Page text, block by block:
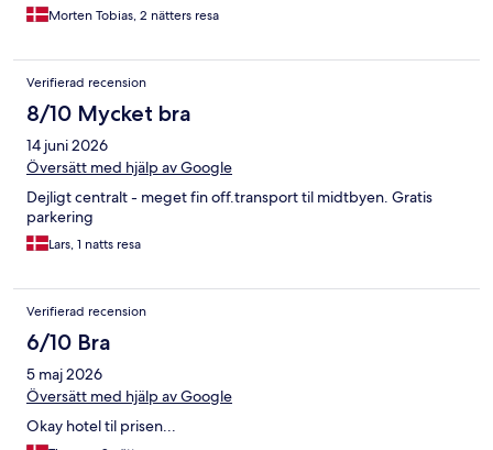
Morten Tobias, 2 nätters resa
Verifierad recension
8/10 Mycket bra
14 juni 2026
Översätt med hjälp av Google
Dejligt centralt - meget fin off.transport til midtbyen. Gratis
parkering
Lars, 1 natts resa
Verifierad recension
6/10 Bra
5 maj 2026
Översätt med hjälp av Google
Okay hotel til prisen...